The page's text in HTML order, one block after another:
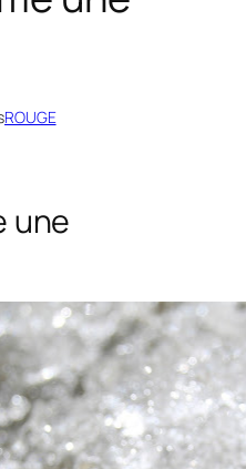
ROUGE
une